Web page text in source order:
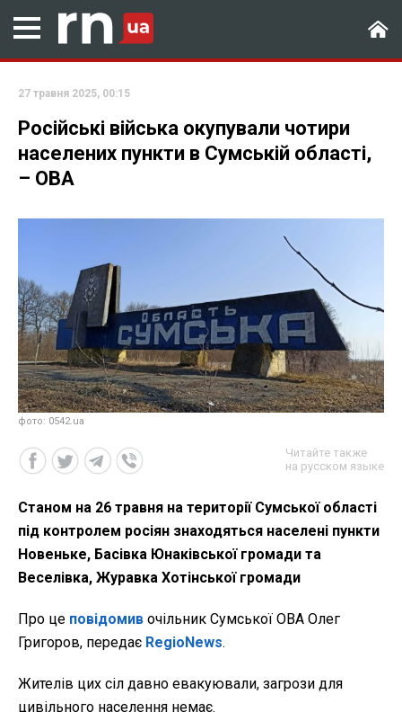
27 травня 2025, 00:15
Російські війська окупували чотири
населених пункти в Сумській області,
– ОВА
фото: 0542.ua
Читайте также
на русском языке
Станом на 26 травня на території Сумської області
під контролем росіян знаходяться населені пункти
Новеньке, Басівка Юнаківської громади та
Веселівка, Журавка Хотінської громади
Про це повідомив очільник Сумської ОВА Олег
Григоров, передає RegioNews.
Жителів цих сіл давно евакуювали, загрози для
цивільного населення немає.